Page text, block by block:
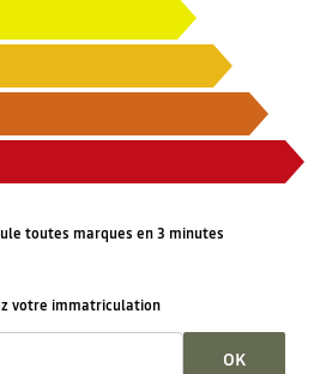
toutes marques en 3 minutes
votre immatriculation
OK